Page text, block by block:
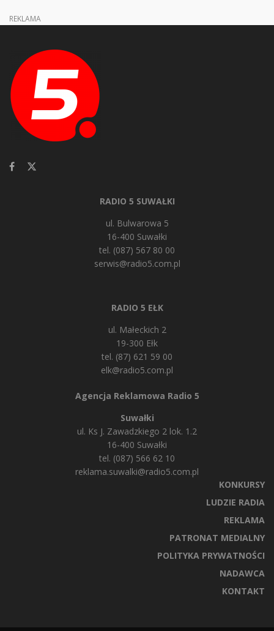
REKLAMA
RADIO 5 SUWAŁKI
ul. Bulwarowa 5
16-400 Suwałki
tel. (087) 567 80 00
serwis@radio5.com.pl
RADIO 5 EŁK
ul. Małeckich 2
19-300 Ełk
tel. (87) 621 59 00
elk@radio5.com.pl
Agencja Reklamowa Radio 5
Suwałki
ul. Ks J. Zawadzkiego 2 lok. 1.2
16-400 Suwałki
tel. (087) 566 62 10
reklama.suwalki@radio5.com.pl
KONKURSY
LUDZIE RADIA
REKLAMA
PATRONAT MEDIALNY
POLITYKA PRYWATNOŚCI
NADAWCA
KONTAKT